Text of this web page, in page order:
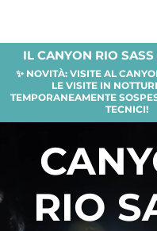
IL CANYON RIO SASS
✨ NOVITÀ: VISITE AL
LE VISITE IN
TEMPORANEAMENTE
TECNICI!
RIO